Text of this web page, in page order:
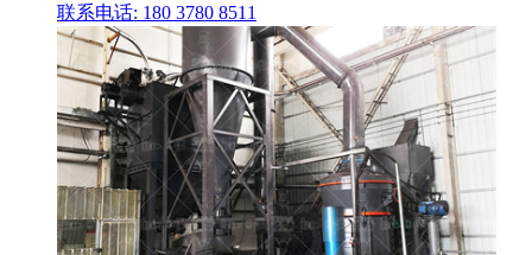
联系电话: 180 3780 8511